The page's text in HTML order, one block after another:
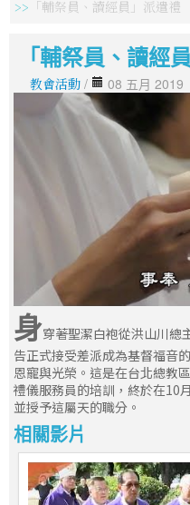
「輔祭員、讀經員」派遣禮
「輔祭員、讀經
教會活動 / 08 五月 2019
身穿著聖潔白袍從洪山川總
告正式接受差派成為基督福音
恩寵與光榮。這是在台北總教
禮儀服務員的培訓，終於在10
並授予這屬天的職分。
相關影片